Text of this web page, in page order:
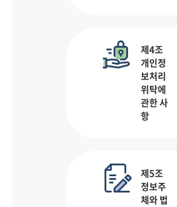
제4조
개인정
보처리
위탁에
관한 사
항
제5조
정보주
체와 법